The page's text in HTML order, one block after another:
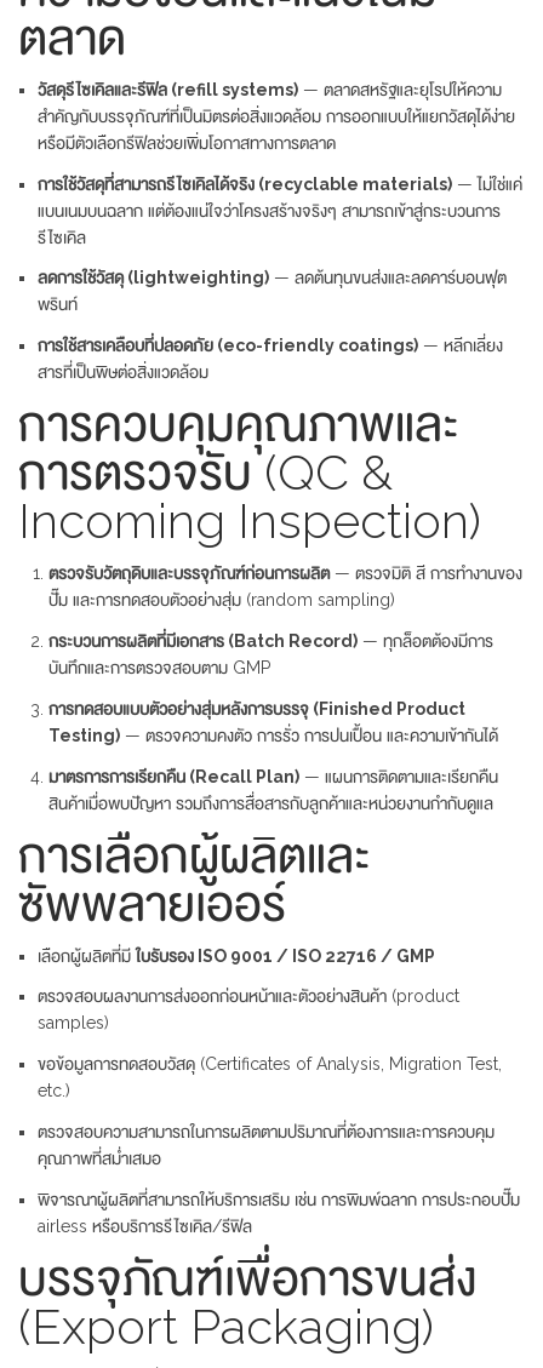
ตลาด
วัสดุรีไซเคิลและรีฟิล (refill systems) — ตลาดสหรัฐและยุโรปให้ความ
สำคัญกับบรรจุภัณฑ์ที่เป็นมิตรต่อสิ่งแวดล้อม การออกแบบให้แยกวัสดุได้ง่าย
หรือมีตัวเลือกรีฟิลช่วยเพิ่มโอกาสทางการตลาด
การใช้วัสดุที่สามารถรีไซเคิลได้จริง (recyclable materials) — ไม่ใช่แค่
แบนเนมบนฉลาก แต่ต้องแน่ใจว่าโครงสร้างจริงๆ สามารถเข้าสู่กระบวนการ
รีไซเคิล
ลดการใช้วัสดุ (lightweighting) — ลดต้นทุนขนส่งและลดคาร์บอนฟุต
พรินท์
การใช้สารเคลือบที่ปลอดภัย (eco-friendly coatings) — หลีกเลี่ยง
สารที่เป็นพิษต่อสิ่งแวดล้อม
การควบคุมคุณภาพและ
การตรวจรับ (QC &
Incoming Inspection)
ตรวจรับวัตถุดิบและบรรจุภัณฑ์ก่อนการผลิต— ตรวจมิติ สี การทำงานของ
ปั๊ม และการทดสอบตัวอย่างสุ่ม (random sampling)
กระบวนการผลิตที่มีเอกสาร (Batch Record) — ทุกล็อตต้องมีการ
บันทึกและการตรวจสอบตาม GMP
การทดสอบแบบตัวอย่างสุ่มหลังการบรรจุ (Finished Product
Testing) — ตรวจความคงตัว การรั่ว การปนเปื้อน และความเข้ากันได้
มาตรการการเรียกคืน (Recall Plan) — แผนการติดตามและเรียกคืน
สินค้าเมื่อพบปัญหา รวมถึงการสื่อสารกับลูกค้าและหน่วยงานกำกับดูแล
การเลือกผู้ผลิตและ
ซัพพลายเออร์
เลือกผู้ผลิตที่มีใบรับรอง ISO 9001 / ISO 22716 / GMP
ตรวจสอบผลงานการส่งออกก่อนหน้าและตัวอย่างสินค้า (product
samples)
ขอข้อมูลการทดสอบวัสดุ (Certificates of Analysis, Migration Test,
etc.)
ตรวจสอบความสามารถในการผลิตตามปริมาณที่ต้องการและการควบคุม
คุณภาพที่สม่ำเสมอ
พิจารณาผู้ผลิตที่สามารถให้บริการเสริม เช่น การพิมพ์ฉลาก การประกอบปั๊ม
airless หรือบริการรีไซเคิล/รีฟิล
บรรจุภัณฑ์เพื่อการขนส่ง
(Export Packaging)